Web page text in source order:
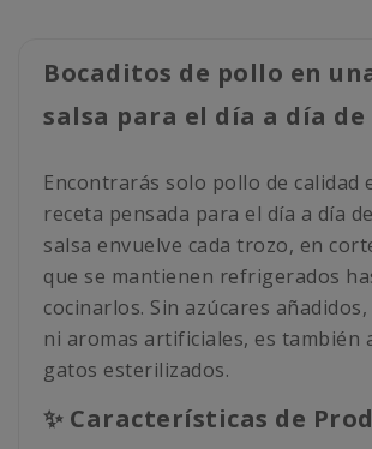
Bocaditos de pollo en
salsa para el día a día
Encontrarás solo pollo de calidad
receta pensada para el día a día
salsa envuelve cada trozo, en
que se mantienen refrigerados
cocinarlos. Sin azúcares
ni aromas artificiales, es también
gatos esterilizados.
✨ Características de